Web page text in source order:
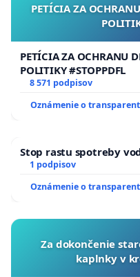
PETÍCIA ZA
PETÍCIA ZA OCHRANU
POLITIKY #STOPPDFL
8 571 podpisov
Oznámenie o
Stop rastu spotreby
1 podpisov
Oznámenie o
Za dokončenie
kaplnky v